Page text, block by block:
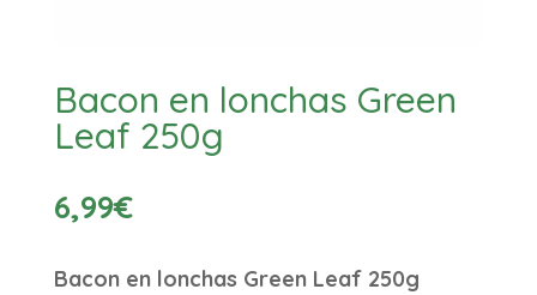
Bacon en lonchas Green
Leaf 250g
6,99€
Bacon en lonchas Green Leaf 250g